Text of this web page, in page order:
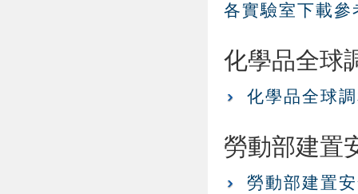
各實驗室下載
化學品全球
化學品全球
勞動部建置
勞動部建置